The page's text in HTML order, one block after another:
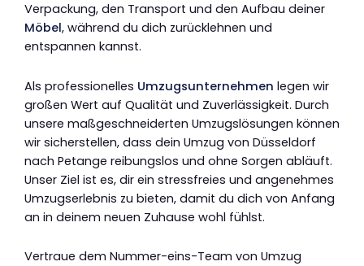
Verpackung, den Transport und den Aufbau deiner
Möbel, während du dich zurücklehnen und
entspannen kannst.
Als professionelles Umzugsunternehmen legen wir
großen Wert auf Qualität und Zuverlässigkeit. Durch
unsere maßgeschneiderten Umzugslösungen können
wir sicherstellen, dass dein Umzug von Düsseldorf
nach Petange reibungslos und ohne Sorgen abläuft.
Unser Ziel ist es, dir ein stressfreies und angenehmes
Umzugserlebnis zu bieten, damit du dich von Anfang
an in deinem neuen Zuhause wohl fühlst.
Vertraue dem Nummer-eins-Team von Umzug